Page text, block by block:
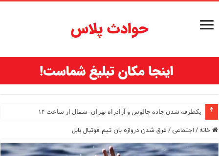
یکطرفه شدن جاده چالوس و آزادراه تهران–شمال از ساعت ۱۴
خانه/اجتماعی/غرق شدن دروازه بان تیم فوتبال بابل